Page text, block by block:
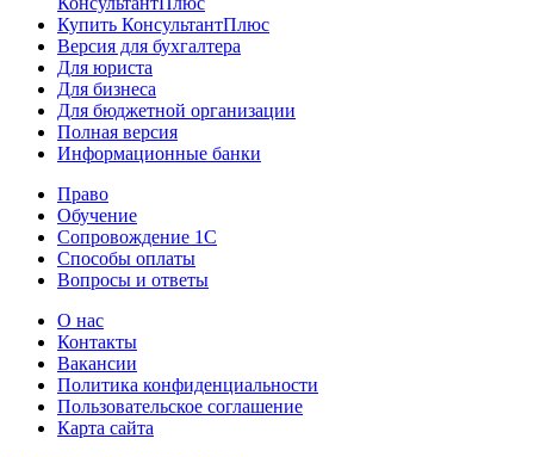
Купить КонсультантПлюс
Версия для бухгалтера
Для юриста
Для бизнеса
Для бюджетной организации
Полная версия
Информационные банки
Право
Обучение
Сопровождение 1С
Способы оплаты
Вопросы и ответы
О нас
Контакты
Вакансии
Политика конфиденциальности
Пользовательское соглашение
Карта сайта